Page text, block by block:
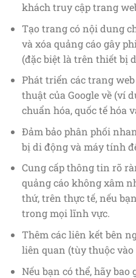
khách truy cập trang
Tạo trang có nội dung
và xóa quảng cáo gây
(đặc biệt là trên thiết bị
Phát triển các trang
thuật của Google về (ví
chuẩn hóa, quốc tế hóa
Đảm bảo phân phối
bị di động và máy tính
Cung cấp thông tin rõ
quảng cáo không xâm
thứ, trên thực tế, nếu
trong mọi lĩnh vực.
Thêm các liên kết bên
liên quan (tùy thuộc
Nếu bạn có thể, hãy